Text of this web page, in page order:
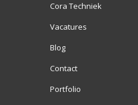
Cora Techniek
Vacatures
Blog
Contact
Portfolio